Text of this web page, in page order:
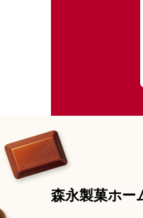
森永製菓ホー